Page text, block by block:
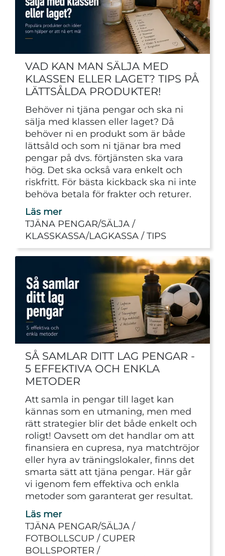
VAD KAN MAN SÄLJA MED
KLASSEN ELLER LAGET? TIPS PÅ
LÄTTSÅLDA PRODUKTER!
Behöver ni tjäna pengar och ska ni
sälja med klassen eller laget? Då
behöver ni en produkt som är både
lättsåld och som ni tjänar bra med
pengar på dvs. förtjänsten ska vara
hög. Det ska också vara enkelt och
riskfritt. För bästa kickback ska ni inte
behöva betala för frakter och returer.
Läs mer
TJÄNA PENGAR/SÄLJA
KLASSKASSA/LAGKASSA
TIPS
SÅ SAMLAR DITT LAG PENGAR -
5 EFFEKTIVA OCH ENKLA
METODER
Att samla in pengar till laget kan
kännas som en utmaning, men med
rätt strategier blir det både enkelt och
roligt! Oavsett om det handlar om att
finansiera en cupresa, nya matchtröjor
eller hyra av träningslokaler, finns det
smarta sätt att tjäna pengar. Här går
vi igenom fem effektiva och enkla
metoder som garanterat ger resultat.
Läs mer
TJÄNA PENGAR/SÄLJA
FOTBOLLSCUP
CUPER
BOLLSPORTER